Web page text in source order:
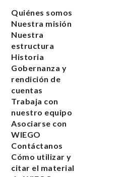
Quiénes somos
Nuestra misión
Nuestra
estructura
Historia
Gobernanza y
rendición de
cuentas
Trabaja con
nuestro equipo
Asociarse con
WIEGO
Contáctanos
Cómo utilizar y
citar el material